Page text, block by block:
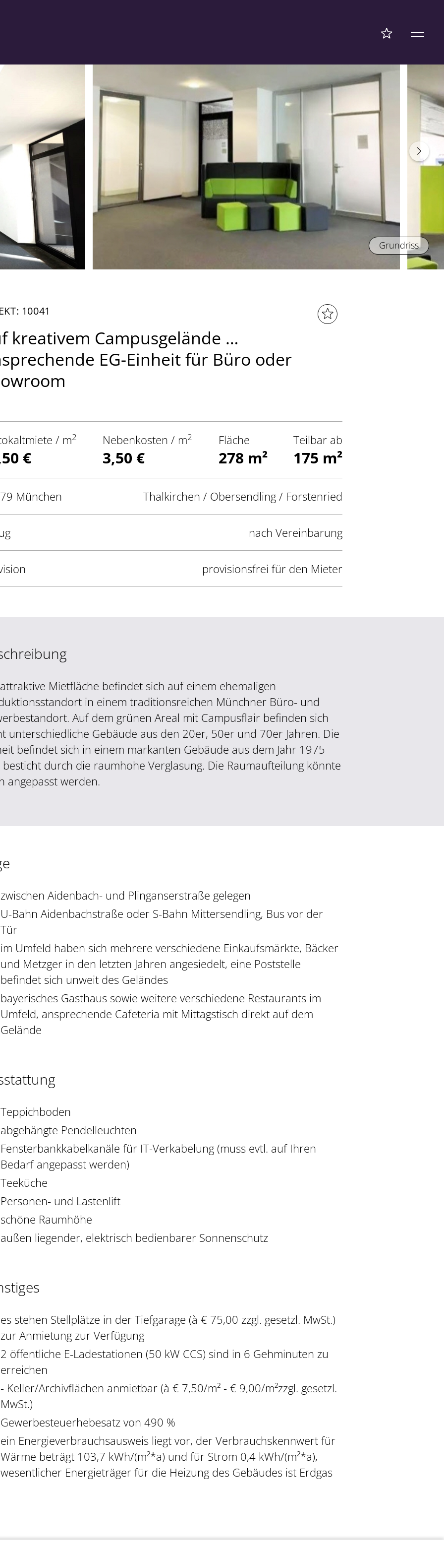
Grundriss
10041
kreativem Campusgelände …
EG-Einheit für Büro oder
/ m2
€
Nebenkosten / m2
3,50 €
Fläche
278 m²
Teilbar ab
175 m²
München Thalkirchen / Obersendling / Forstenried
nach Vereinbarung
provisionsfrei für den Mieter
Mietfläche befindet sich auf einem ehemaligen
in einem traditionsreichen Münchner Büro- und
Auf dem grünen Areal mit Campusflair befinden sich
unterschiedliche Gebäude aus den 20er, 50er und 70er Jahren. Die
befindet sich in einem markanten Gebäude aus dem Jahr 1975
durch die raumhohe Verglasung. Die Raumaufteilung könnte
angepasst werden.
zwischen Aidenbach- und Plinganserstraße gelegen
U-Bahn Aidenbachstraße oder S-Bahn Mittersendling, Bus vor der
Tür
im Umfeld haben sich mehrere verschiedene Einkaufsmärkte, Bäcker
und Metzger in den letzten Jahren angesiedelt, eine Poststelle
befindet sich unweit des Geländes
bayerisches Gasthaus sowie weitere verschiedene Restaurants im
Umfeld, ansprechende Cafeteria mit Mittagstisch direkt auf dem
Gelände
Teppichboden
abgehängte Pendelleuchten
Fensterbankkabelkanäle für IT-Verkabelung (muss evtl. auf Ihren
Bedarf angepasst werden)
Teeküche
Personen- und Lastenlift
schöne Raumhöhe
außen liegender, elektrisch bedienbarer Sonnenschutz
es stehen Stellplätze in der Tiefgarage (à € 75,00 zzgl. gesetzl. MwSt.)
zur Anmietung zur Verfügung
2 öffentliche E-Ladestationen (50 kW CCS) sind in 6 Gehminuten zu
erreichen
- Keller/Archivflächen anmietbar (à € 7,50/m² - € 9,00/m²zzgl. gesetzl.
MwSt.)
Gewerbesteuerhebesatz von 490 %
ein Energieverbrauchsausweis liegt vor, der Verbrauchskennwert für
Wärme beträgt 103,7 kWh/(m²*a) und für Strom 0,4 kWh/(m²*a),
wesentlicher Energieträger für die Heizung des Gebäudes ist Erdgas